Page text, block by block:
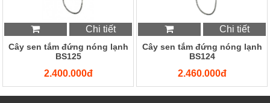
Chi tiết
Cây sen tắm đứng nóng lạnh
BS125
2.400.000đ
Chi tiết
Cây sen tắm đứng nóng lạnh
BS124
2.460.000đ